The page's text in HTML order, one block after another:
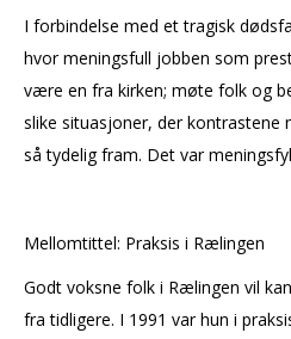
I forbindelse med et tragisk
hvor meningsfull jobben som
være en fra kirken; møte folk og
slike situasjoner, der
så tydelig fram. Det var
Mellomtittel: Praksis i Rælingen
Godt voksne folk i Rælingen vil
fra tidligere. I 1991 var hun i